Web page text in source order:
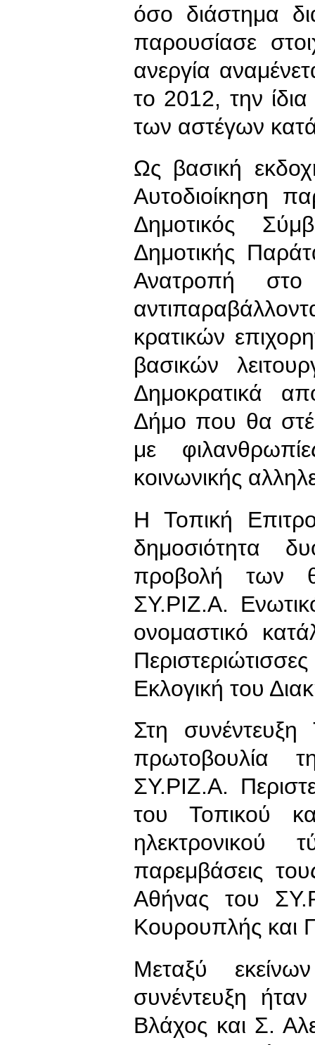
όσο διάστημα
παρουσίασε
ανεργία
το 2012, την
των αστέγων
Ως βασική
Αυτοδιοίκηση
Δημοτικός
Δημοτικής
Ανατροπή στο
κρατικών
βασικών
Δημοκρατικά
Δήμο που θα
με
κοινωνικής
Η Τοπική
δημοσιότητα
προβολή των
ΣΥ.ΡΙΖ.Α.
ονομαστικό
Εκλογική του
Στη
πρωτοβουλία
ΣΥ.ΡΙΖ.Α.
του Τοπικού
παρεμβάσεις
Αθήνας του
Κουρουπλής και
Μεταξύ
συνέντευξη
Βλάχος και Σ.